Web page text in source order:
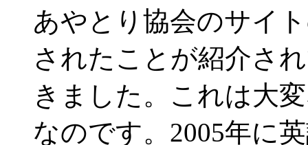
あやとり協会のサイ
されたことが紹介さ
きました。これは大
なのです。2005年に